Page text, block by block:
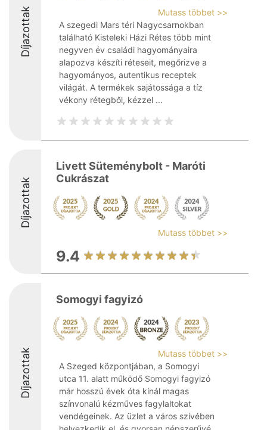
Díjazottak
Mutass többet >>
A szegedi Mars téri Nagycsarnokban
található Kisteleki Házi Rétes több mint
negyven év családi hagyományaira
alapozva készíti réteseit, megőrizve a
hagyományos, autentikus receptek
világát. A termékek sajátossága a tíz
vékony rétegből, kézzel ...
Díjazottak
Livett Süteménybolt - Maróti
Cukrászat
Mutass többet >>
9.4
Díjazottak
Somogyi fagyizó
Mutass többet >>
A Szeged központjában, a Somogyi
utca 11. alatt működő Somogyi fagyizó
már hosszú évek óta kínál magas
színvonalú kézműves fagylaltokat
vendégeinek. Az üzlet a város szívében